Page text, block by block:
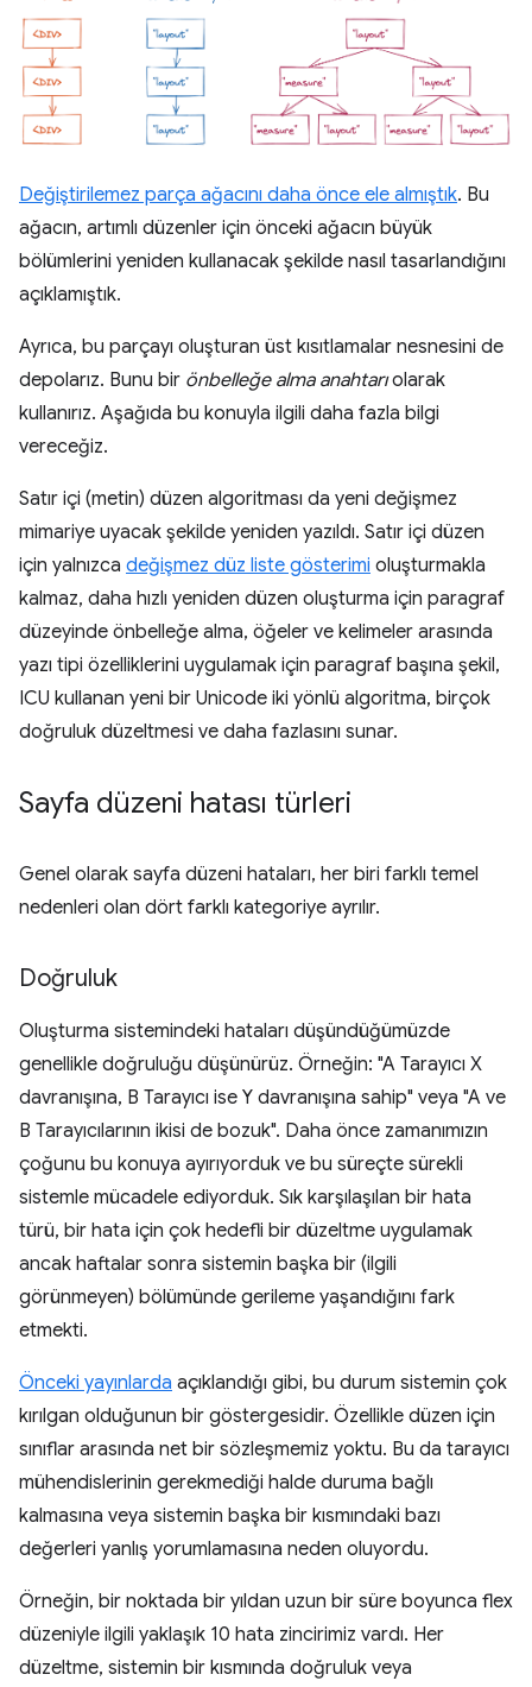
Değiştirilemez parça ağacını daha önce ele almıştık. Bu
ağacın, artımlı düzenler için önceki ağacın büyük
bölümlerini yeniden kullanacak şekilde nasıl tasarlandığını
açıklamıştık.
Ayrıca, bu parçayı oluşturan üst kısıtlamalar nesnesini de
depolarız. Bunu bir önbelleğe alma anahtarıolarak
kullanırız. Aşağıda bu konuyla ilgili daha fazla bilgi
vereceğiz.
Satır içi (metin) düzen algoritması da yeni değişmez
mimariye uyacak şekilde yeniden yazıldı. Satır içi düzen
için yalnızca değişmez düz liste gösterimi oluşturmakla
kalmaz, daha hızlı yeniden düzen oluşturma için paragraf
düzeyinde önbelleğe alma, öğeler ve kelimeler arasında
yazı tipi özelliklerini uygulamak için paragraf başına şekil,
ICU kullanan yeni bir Unicode iki yönlü algoritma, birçok
doğruluk düzeltmesi ve daha fazlasını sunar.
Sayfa düzeni hatası türleri
Genel olarak sayfa düzeni hataları, her biri farklı temel
nedenleri olan dört farklı kategoriye ayrılır.
Doğruluk
Oluşturma sistemindeki hataları düşündüğümüzde
genellikle doğruluğu düşünürüz. Örneğin: "A Tarayıcı X
davranışına, B Tarayıcı ise Y davranışına sahip" veya "A ve
B Tarayıcılarının ikisi de bozuk". Daha önce zamanımızın
çoğunu bu konuya ayırıyorduk ve bu süreçte sürekli
sistemle mücadele ediyorduk. Sık karşılaşılan bir hata
türü, bir hata için çok hedefli bir düzeltme uygulamak
ancak haftalar sonra sistemin başka bir (ilgili
görünmeyen) bölümünde gerileme yaşandığını fark
etmekti.
Önceki yayınlarda açıklandığı gibi, bu durum sistemin çok
kırılgan olduğunun bir göstergesidir. Özellikle düzen için
sınıflar arasında net bir sözleşmemiz yoktu. Bu da tarayıcı
mühendislerinin gerekmediği halde duruma bağlı
kalmasına veya sistemin başka bir kısmındaki bazı
değerleri yanlış yorumlamasına neden oluyordu.
Örneğin, bir noktada bir yıldan uzun bir süre boyunca flex
düzeniyle ilgili yaklaşık 10 hata zincirimiz vardı. Her
düzeltme, sistemin bir kısmında doğruluk veya